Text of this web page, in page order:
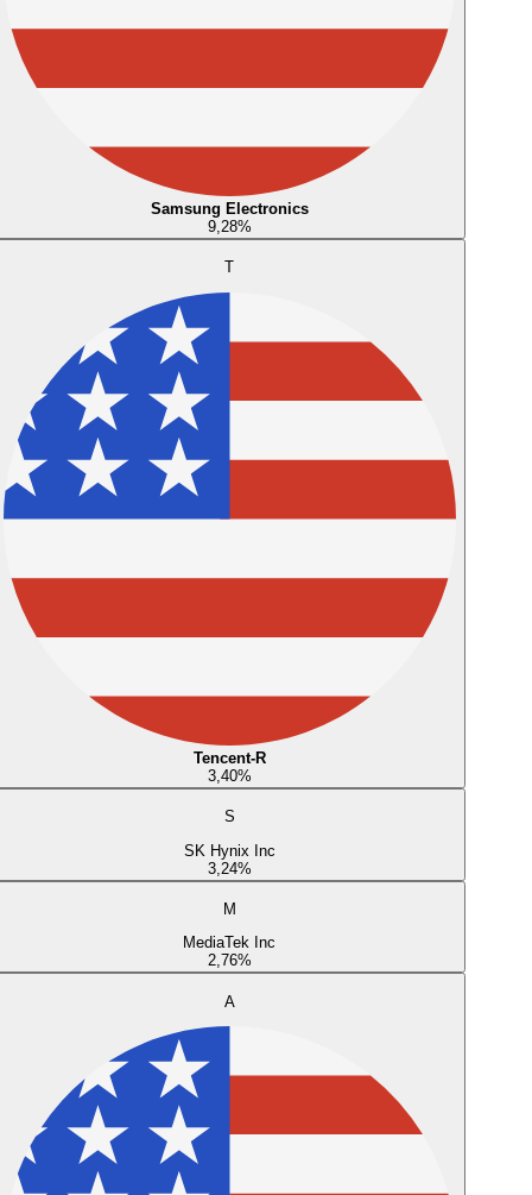
Samsung Electronics
9,28%
T
Tencent-R
3,40%
S
SK Hynix Inc
3,24%
M
MediaTek Inc
2,76%
A